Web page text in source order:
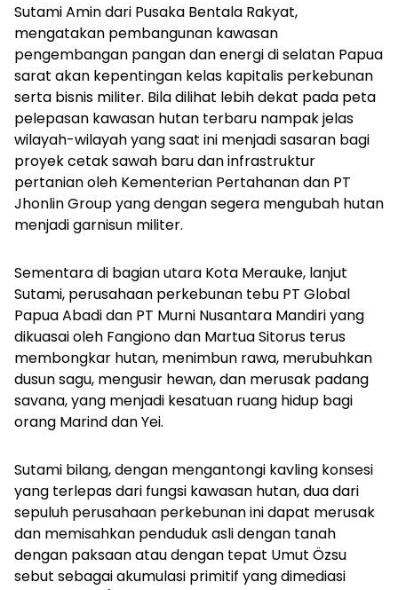
Sutami Amin dari Pusaka Bentala Rakyat,
mengatakan pembangunan kawasan
pengembangan pangan dan energi di selatan Papua
sarat akan kepentingan kelas kapitalis perkebunan
serta bisnis militer. Bila dilihat lebih dekat pada peta
pelepasan kawasan hutan terbaru nampak jelas
wilayah-wilayah yang saat ini menjadi sasaran bagi
proyek cetak sawah baru dan infrastruktur
pertanian oleh Kementerian Pertahanan dan PT
Jhonlin Group yang dengan segera mengubah hutan
menjadi garnisun militer.
Sementara di bagian utara Kota Merauke, lanjut
Sutami, perusahaan perkebunan tebu PT Global
Papua Abadi dan PT Murni Nusantara Mandiri yang
dikuasai oleh Fangiono dan Martua Sitorus terus
membongkar hutan, menimbun rawa, merubuhkan
dusun sagu, mengusir hewan, dan merusak padang
savana, yang menjadi kesatuan ruang hidup bagi
orang Marind dan Yei.
Sutami bilang, dengan mengantongi kavling konsesi
yang terlepas dari fungsi kawasan hutan, dua dari
sepuluh perusahaan perkebunan ini dapat merusak
dan memisahkan penduduk asli dengan tanah
dengan paksaan atau dengan tepat Umut Özsu
sebut sebagai akumulasi primitif yang dimediasi